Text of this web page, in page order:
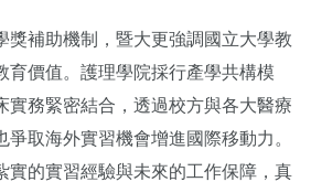
獎補助機制，暨大更強調國立大學教
育價值。護理學院採行產學共構模
實務緊密結合，透過校方與各大醫療
取海外實習機會增進國際移動力。
實的實習經驗與未來的工作保障，真